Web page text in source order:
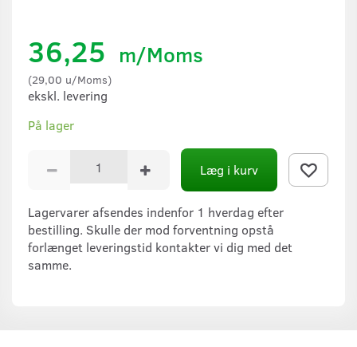
36,25 m/Moms
(29,00 u/Moms)
ekskl. levering
På lager
Læg i kurv
Lagervarer afsendes indenfor 1 hverdag efter
bestilling. Skulle der mod forventning opstå
forlænget leveringstid kontakter vi dig med det
samme.